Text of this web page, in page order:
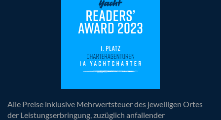
Alle Preise inklusive Mehrwertsteuer des jeweiligen Ortes
der Leistungserbringung, zuzüglich anfallender